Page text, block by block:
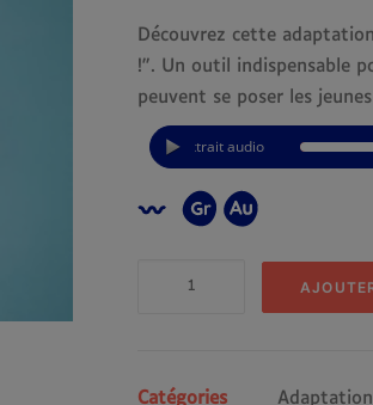
Découvrez cette
!”. Un outil indispensable
peuvent se poser les
Extrait audio
les
Catégories
Adaptation